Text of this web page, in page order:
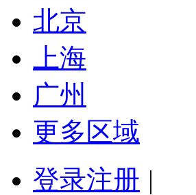
北京
上海
广州
更多区域
登录注册 |